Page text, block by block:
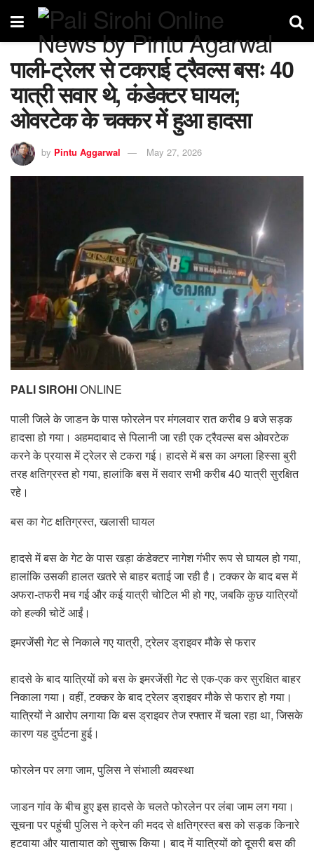
पाली-ट्रेलर से टकराई ट्रैवल्स बसः 40
यात्री सवार थे, कंडेक्टर घायल;
ओवरटेक के चक्कर में हुआ हादसा
by Pintu Aggarwal May 27, 2026
PALI SIROHIONLINE
पाली जिले के जाडन के पास फोरलेन पर मंगलवार रात करीब 9 बजे सड़क
हादसा हो गया। अहमदाबाद से पिलानी जा रही एक ट्रैवल्स बस ओवरटेक
करने के प्रयास में ट्रेलर से टकरा गई। हादसे में बस का अगला हिस्सा बुरी
तरह क्षतिग्रस्त हो गया, हालांकि बस में सवार सभी करीब 40 यात्री सुरक्षित
रहे।
बस का गेट क्षतिग्रस्त, खलासी घायल
हादसे में बस के गेट के पास खड़ा कंडेक्टर नागेश गंभीर रूप से घायल हो गया,
हालांकि उसकी हालत खतरे से बाहर बताई जा रही है। टक्कर के बाद बस में
अफरा-तफरी मच गई और कई यात्री चोटिल भी हो गए, जबकि कुछ यात्रियों
को हल्की चोटें आईं।
इमरजेंसी गेट से निकाले गए यात्री, ट्रेलर ड्राइवर मौके से फरार
हादसे के बाद यात्रियों को बस के इमरजेंसी गेट से एक-एक कर सुरक्षित बाहर
निकाला गया। वहीं, टक्कर के बाद ट्रेलर ड्राइवर मौके से फरार हो गया।
यात्रियों ने आरोप लगाया कि बस ड्राइवर तेज रफ्तार में चला रहा था, जिसके
कारण यह दुर्घटना हुई।
फोरलेन पर लगा जाम, पुलिस ने संभाली व्यवस्था
जाडन गांव के बीच हुए इस हादसे के चलते फोरलेन पर लंबा जाम लग गया।
सूचना पर पहुंची पुलिस ने क्रेन की मदद से क्षतिग्रस्त बस को सड़क किनारे
हटवाया और यातायात को सुचारू किया। बाद में यात्रियों को दूसरी बस की